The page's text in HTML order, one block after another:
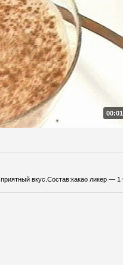
вкус.Состав:какао ликер